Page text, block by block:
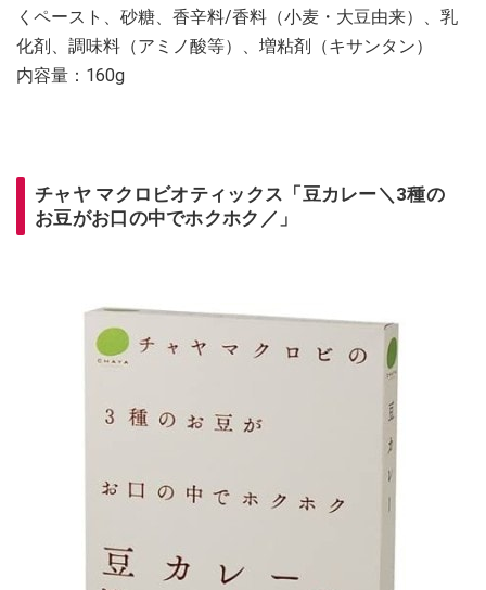
くペースト、砂糖、香辛料/香料（小麦・大豆由来）、乳
化剤、調味料（アミノ酸等）、増粘剤（キサンタン）
内容量：160g
チャヤ マクロビオティックス「 豆カレー＼3種の
お豆がお口の中でホクホク／」